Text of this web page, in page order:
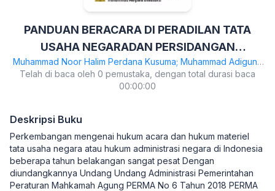
PANDUAN BERACARA DI PERADILAN TATA
USAHA NEGARADAN PERSIDANGAN
ELEKTRONIK (E-LITIGASI)
Muhammad Noor Halim Perdana Kusuma; Muhammad Adiguna
Bimasakti
Telah di baca oleh 0 pemustaka, dengan total durasi baca
00:00:00
Deskripsi Buku
Perkembangan mengenai hukum acara dan hukum materiel
tata usaha negara atau hukum administrasi negara di Indonesia
beberapa tahun belakangan sangat pesat Dengan
diundangkannya Undang Undang Administrasi Pemerintahan
Peraturan Mahkamah Agung PERMA No 6 Tahun 2018 PERMA